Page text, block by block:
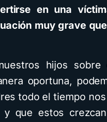
en una
muy grave
hijos sobre
oportuna,
todo el tiempo
que estos